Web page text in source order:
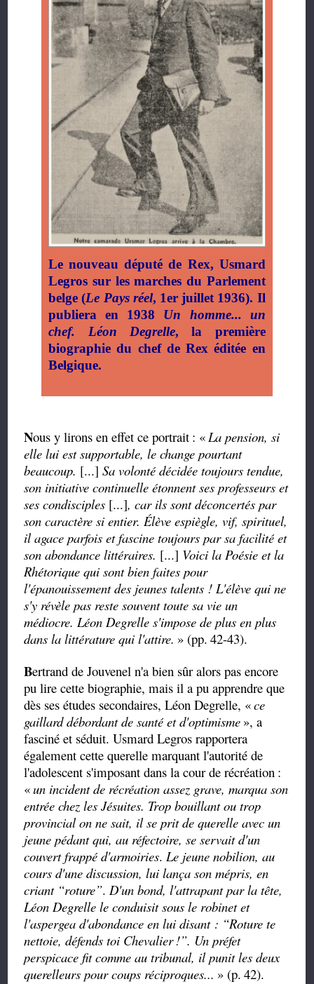
Le nouveau député de Rex, Usmard
Legros sur les marches du Parlement
belge (Le Pays réel, 1er juillet 1936). Il
publiera en 1938 Un homme... un
chef. Léon Degrelle, la première
biographie du chef de Rex éditée en
Belgique.
Nous y lirons en effet ce portrait : «La pension, si
elle lui est supportable, le change pourtant
beaucoup. [...]Sa volonté décidée toujours tendue,
son initiative continuelle étonnent ses professeurs et
ses condisciples [...], car ils sont déconcertés par
son caractère si entier. Élève espiègle, vif, spirituel,
il agace parfois et fascine toujours par sa facilité et
son abondance littéraires. [...] Voici la Poésie et la
Rhétorique qui sont bien faites pour
l'épanouissement des jeunes talents ! L'élève qui ne
s'y révèle pas reste souvent toute sa vie un
médiocre. Léon Degrelle s'impose de plus en plus
dans la littérature qui l'attire. » (pp. 42-43).
Bertrand de Jouvenel n'a bien sûr alors pas encore
pu lire cette biographie, mais il a pu apprendre que
dès ses études secondaires, Léon Degrelle, «ce
gaillard débordant de santé et d'optimisme », a
fasciné et séduit. Usmard Legros rapportera
également cette querelle marquant l'autorité de
l'adolescent s'imposant dans la cour de récréation :
«un incident de récréation assez grave, marqua son
entrée chez les Jésuites. Trop bouillant ou trop
provincial on ne sait, il se prit de querelle avec un
jeune pédant qui, au réfectoire, se servait d'un
couvert frappé d'armoiries.Le jeune nobilion, au
cours d'une discussion, lui lança son mépris, en
criant “roture”. D'un bond, l'attrapant par la tête,
Léon Degrelle le conduisit sous le robinet et
l'aspergea d'abondance en lui disant : “Roture te
nettoie, défends toi Chevalier!”. Un préfet
perspicace fit comme au tribunal, il punit les deux
querelleurs pour coups réciproques... » (p. 42).